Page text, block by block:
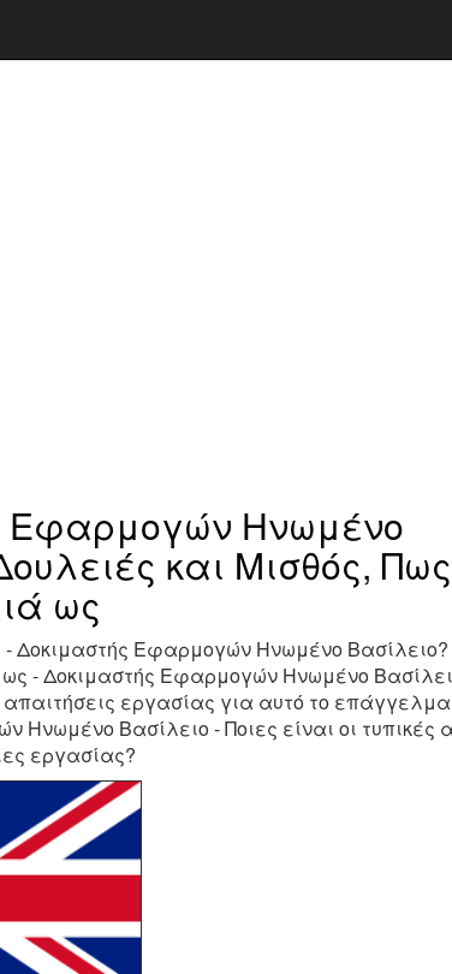
Εφαρμογών Ηνωμένο
και Μισθός,
ως
- Δοκιμαστής Εφαρμογών Ηνωμένο Βασίλειο?
- Δοκιμαστής Εφαρμογών Ηνωμένο
απαιτήσεις εργασίας για αυτό το
Ηνωμένο Βασίλειο - Ποιες είναι οι τυπικές
εργασίας?